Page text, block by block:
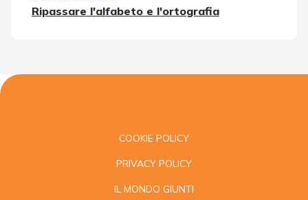
Ripassare l'alfabeto e l'ortografia
COOKIE POLICY
PRIVACY POLICY
IL MONDO GIUNTI